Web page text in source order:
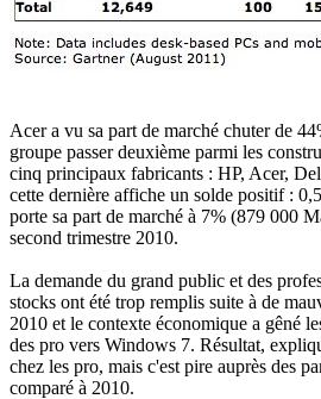
Acer a vu sa part de marché chuter de
groupe passer deuxième parmi les
cinq principaux fabricants : HP, Acer,
cette dernière affiche un solde positif :
porte sa part de marché à 7% (879 000
second trimestre 2010.
La demande du grand public et des
stocks ont été trop remplis suite à de
2010 et le contexte économique a gêné
des pro vers Windows 7. Résultat,
chez les pro, mais c'est pire auprès des
comparé à 2010.